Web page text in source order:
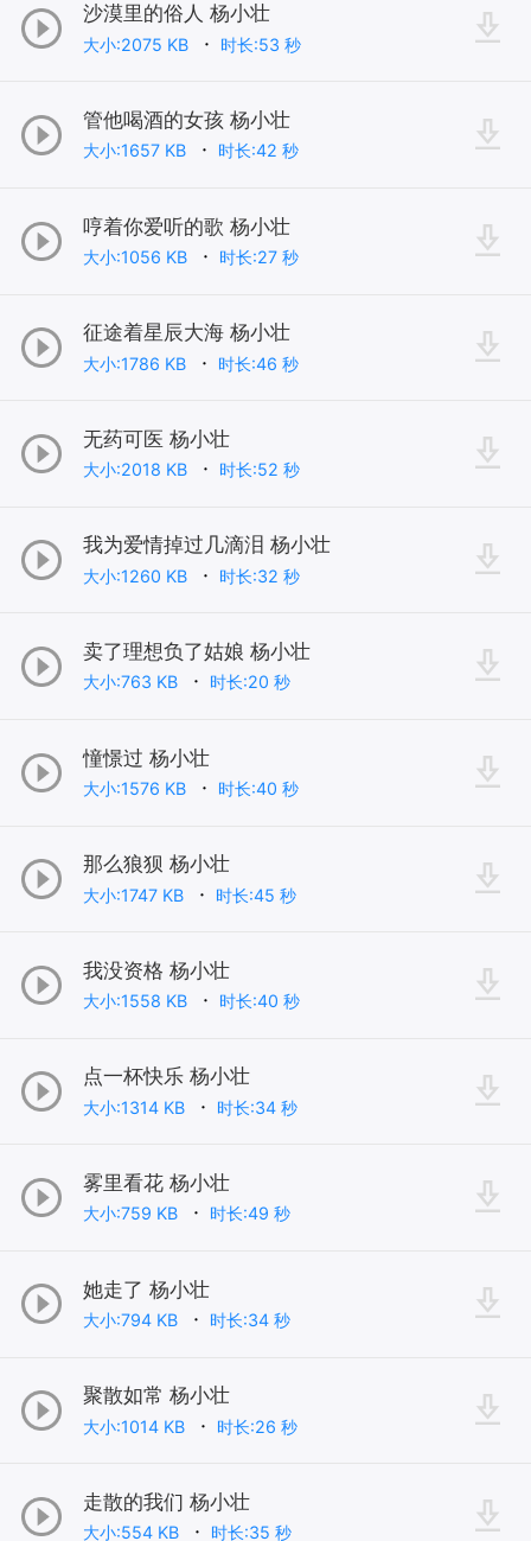
沙漠里的俗人 杨小壮
大小:2075 KB 时长:53 秒
管他喝酒的女孩 杨小壮
大小:1657 KB 时长:42 秒
哼着你爱听的歌 杨小壮
大小:1056 KB 时长:27 秒
征途着星辰大海 杨小壮
大小:1786 KB 时长:46 秒
无药可医 杨小壮
大小:2018 KB 时长:52 秒
我为爱情掉过几滴泪 杨小壮
大小:1260 KB 时长:32 秒
卖了理想负了姑娘 杨小壮
大小:763 KB 时长:20 秒
憧憬过 杨小壮
大小:1576 KB 时长:40 秒
那么狼狈 杨小壮
大小:1747 KB 时长:45 秒
我没资格 杨小壮
大小:1558 KB 时长:40 秒
点一杯快乐 杨小壮
大小:1314 KB 时长:34 秒
雾里看花 杨小壮
大小:759 KB 时长:49 秒
她走了 杨小壮
大小:794 KB 时长:34 秒
聚散如常 杨小壮
大小:1014 KB 时长:26 秒
走散的我们 杨小壮
大小:554 KB 时长:35 秒